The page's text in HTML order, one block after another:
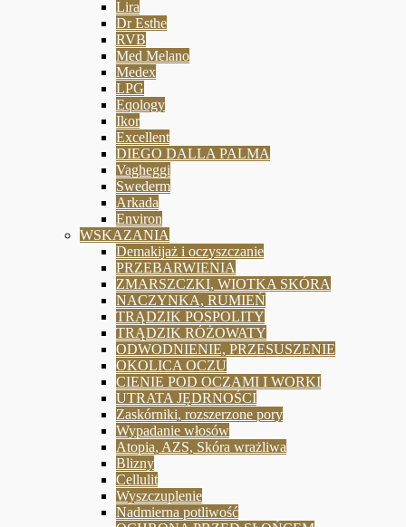
Lira
Dr Esthe
RVB
Med Melano
Medex
LPG
Eqology
Ikor
Excellent
DIEGO DALLA PALMA
Vagheggi
Swederm
Arkada
Environ
WSKAZANIA
Demakijaż i oczyszczanie
PRZEBARWIENIA
ZMARSZCZKI, WIOTKA SKÓRA
NACZYNKA, RUMIEŃ
TRĄDZIK POSPOLITY
TRĄDZIK RÓŻOWATY
ODWODNIENIE, PRZESUSZENIE
OKOLICA OCZU
CIENIE POD OCZAMI I WORKI
UTRATA JĘDRNOŚCI
Zaskórniki, rozszerzone pory
Wypadanie włosów
Atopia, AZS, Skóra wrażliwa
Blizny
Cellulit
Wyszczuplenie
Nadmierna potliwość